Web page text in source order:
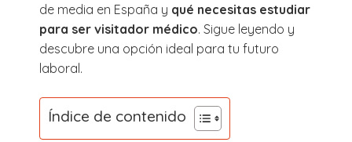
de media en España y qué necesitas estudiar
para ser visitador médico. Sigue leyendo y
descubre una opción ideal para tu futuro
laboral.
Índice de contenido